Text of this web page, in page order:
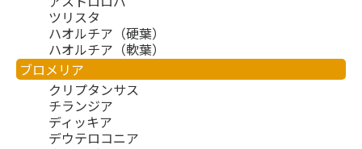
ツリスタ
ハオルチア（硬葉）
ハオルチア（軟葉）
ブロメリア
クリプタンサス
チランジア
ディッキア
デウテロコニア